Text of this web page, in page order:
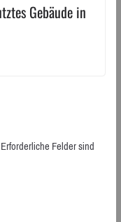
Gebäude in
Erforderliche Felder sind